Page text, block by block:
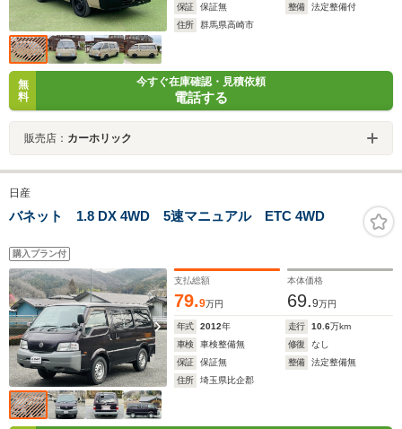
保証
保証無 整備
法定整備付
住所
群馬県高崎市
無
料
今すぐ在庫確認・見積依頼
電話する
販売店： カーホリック
日産
バネット 1.8 DX 4WD 5速マニュアル ETC 4WD
購入プラン付
支払総額
79.9万円
本体価格
69.9万円
年式 2012年 走行 10.6万km
車検
車検整備無 修復
なし
保証
保証無 整備
法定整備無
住所
埼玉県比企郡